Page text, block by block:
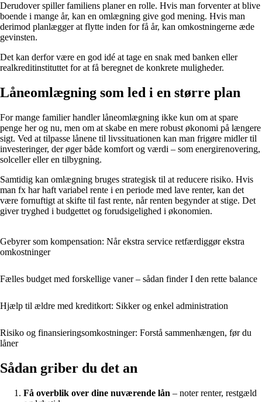
Derudover spiller familiens planer en rolle. Hvis man forventer at blive
boende i mange år, kan en omlægning give god mening. Hvis man
derimod planlægger at flytte inden for få år, kan omkostningerne æde
gevinsten.
Det kan derfor være en god idé at tage en snak med banken eller
realkreditinstituttet for at få beregnet de konkrete muligheder.
Låneomlægning som led i en større plan
For mange familier handler låneomlægning ikke kun om at spare
penge her og nu, men om at skabe en mere robust økonomi på længere
sigt. Ved at tilpasse lånene til livssituationen kan man frigøre midler til
investeringer, der øger både komfort og værdi – som energirenovering,
solceller eller en tilbygning.
Samtidig kan omlægning bruges strategisk til at reducere risiko. Hvis
man fx har haft variabel rente i en periode med lave renter, kan det
være fornuftigt at skifte til fast rente, når renten begynder at stige. Det
giver tryghed i budgettet og forudsigelighed i økonomien.
Gebyrer som kompensation: Når ekstra service retfærdiggør ekstra
omkostninger
Fælles budget med forskellige vaner – sådan finder I den rette balance
Hjælp til ældre med kreditkort: Sikker og enkel administration
Risiko og finansieringsomkostninger: Forstå sammenhængen, før du
låner
Sådan griber du det an
Få overblik over dine nuværende lån – noter renter, restgæld